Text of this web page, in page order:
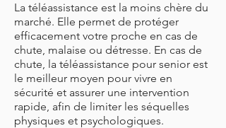
La téléassistance est la moins chère du
marché. Elle permet de protéger
efficacement votre proche en cas de
chute, malaise ou détresse. En cas de
chute, la téléassistance pour senior est
le meilleur moyen pour vivre en
sécurité et assurer une intervention
rapide, afin de limiter les séquelles
physiques et psychologiques.